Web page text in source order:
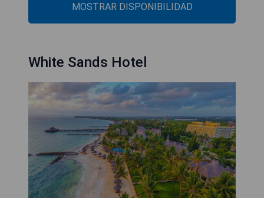
MOSTRAR DISPONIBILIDAD
White Sands Hotel